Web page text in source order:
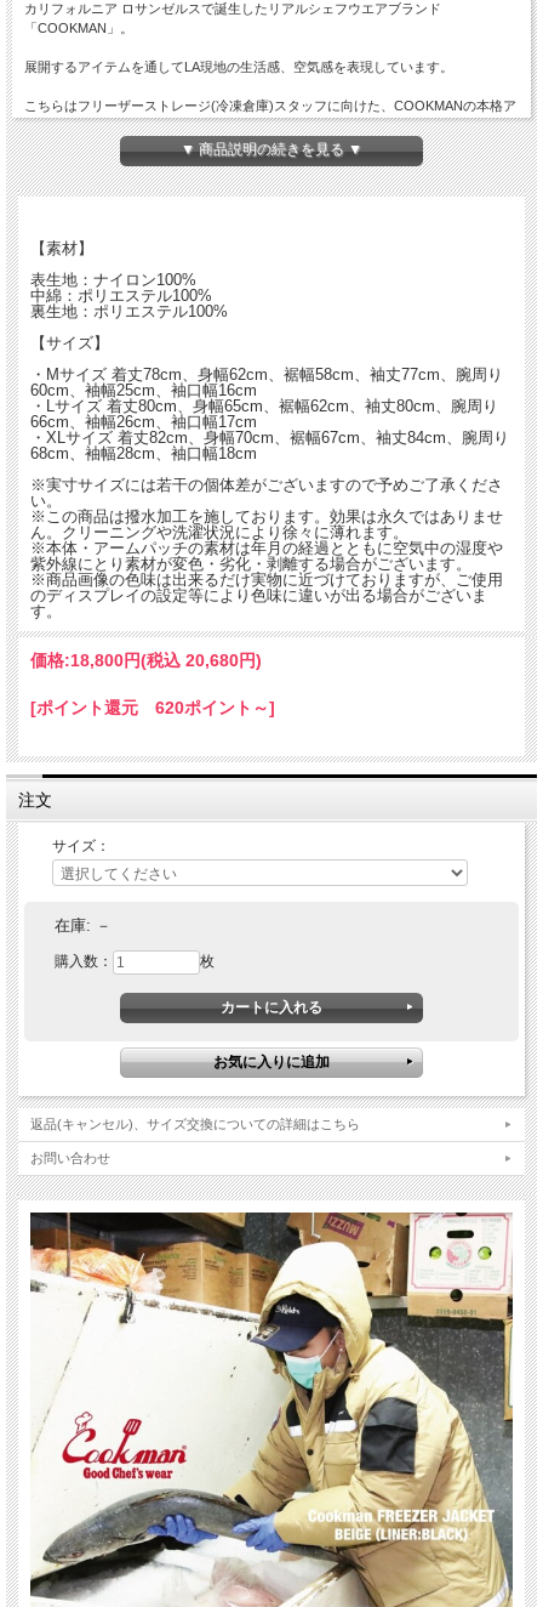
カリフォルニア ロサンゼルスで誕生したリアルシェフウエアブランド
「COOKMAN」。
展開するアイテムを通してLA現地の生活感、空気感を表現しています。
こちらはフリーザーストレージ(冷凍倉庫)スタッフに向けた、COOKMANの本格ア
ウター「フリーザージャケット」です。
防寒はもちろんの事、タフな防水ナイロンは現場でのハードな作業にも耐えること
ができます。
出来ます。
安全面にも考慮し、リフレクターテープを完備しています。
1番のギミックは右腕の白熊のラバーワッペン。
ごろも兼ね備えております。
▼ 商品説明の続きを見る ▼
【素材】
表生地：ナイロン100%
中綿：ポリエステル100%
裏生地：ポリエステル100%
【サイズ】
・Mサイズ 着丈78cm、身幅62cm、裾幅58cm、袖丈77cm、腕周り
60cm、袖幅25cm、袖口幅16cm
・Lサイズ 着丈80cm、身幅65cm、裾幅62cm、袖丈80cm、腕周り
66cm、袖幅26cm、袖口幅17cm
・XLサイズ 着丈82cm、身幅70cm、裾幅67cm、袖丈84cm、腕周り
68cm、袖幅28cm、袖口幅18cm
※実寸サイズには若干の個体差がございますので予めご了承くださ
い。
※この商品は撥水加工を施しております。効果は永久ではありませ
ん。クリーニングや洗濯状況により徐々に薄れます。
※本体・アームパッチの素材は年月の経過とともに空気中の湿度や
紫外線にとり素材が変色・劣化・剥離する場合がございます。
※商品画像の色味は出来るだけ実物に近づけておりますが、ご使用
のディスプレイの設定等により色味に違いが出る場合がございま
す。
価格:18,800円(税込 20,680円)
[ポイント還元 620ポイント～]
注文
サイズ：
在庫: －
購入数： 枚
返品(キャンセル)、サイズ交換についての詳細はこちら
お問い合わせ